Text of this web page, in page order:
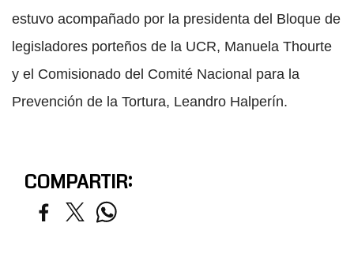
estuvo acompañado por la presidenta del Bloque de
legisladores porteños de la UCR, Manuela Thourte
y el Comisionado del Comité Nacional para la
Prevención de la Tortura, Leandro Halperín.
COMPARTIR: